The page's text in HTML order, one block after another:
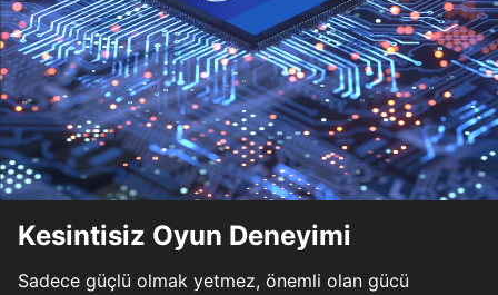
Kesintisiz Oyun Deneyimi
Sadece güçlü olmak yetmez, önemli olan gücü